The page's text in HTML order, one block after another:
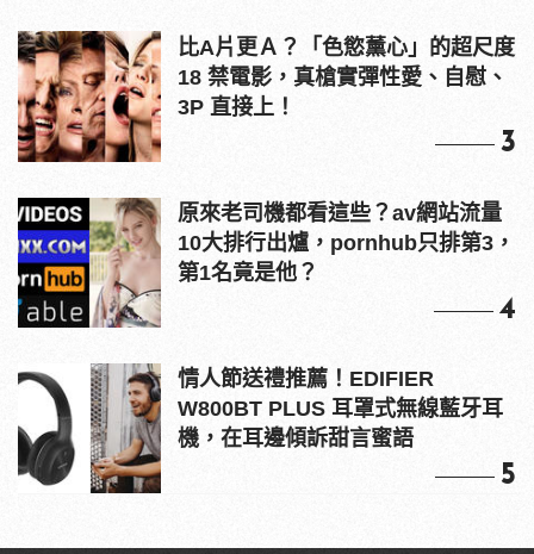
比A片更Ａ？「色慾薰心」的超尺度
18 禁電影，真槍實彈性愛、自慰、
3P 直接上！
3
原來老司機都看這些？av網站流量
10大排行出爐，pornhub只排第3，
第1名竟是他？
4
情人節送禮推薦！EDIFIER
W800BT PLUS 耳罩式無線藍牙耳
機，在耳邊傾訴甜言蜜語
5